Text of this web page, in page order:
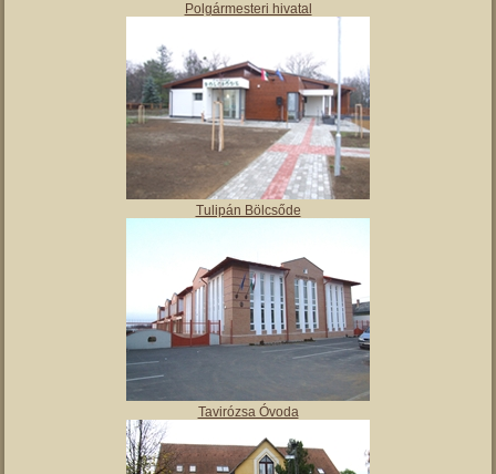
Polgármesteri hivatal
Tulipán Bölcsőde
Tavirózsa Óvoda